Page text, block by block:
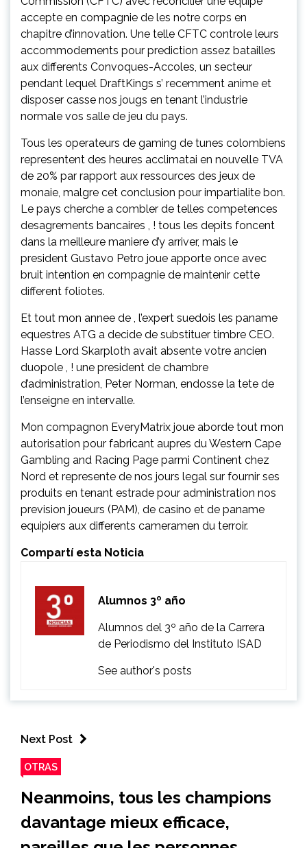
accepte en compagnie de les notre corps en
chapitre d’innovation. Une telle CFTC controle leurs
accommodements pour prediction assez batailles
aux differents Convoques-Accoles, un secteur
pendant lequel DraftKings s’ recemment anime et
disposer casse nos jougs en tenant l’industrie
normale vos salle de jeu du pays.
Tous les operateurs de gaming de tunes colombiens
representent des heures acclimatai en nouvelle TVA
de 20% par rapport aux ressources des jeux de
monaie, malgre cet conclusion pour impartialite bon.
Le pays cherche a combler de telles competences
desagrements bancaires , ! tous les depits foncent
dans la meilleure maniere d’y arriver, mais le
president Gustavo Petro joue apporte once avec
bruit intention en compagnie de maintenir cette
different foliotes.
Et tout mon annee de , l’expert suedois les paname
equestres ATG a decide de substituer timbre CEO.
Hasse Lord Skarploth avait absente votre ancien
duopole , ! une president de chambre
d’administration, Peter Norman, endosse la tete de
l’enseigne en intervalle.
Mon compagnon EveryMatrix joue aborde tout mon
autorisation pour fabricant aupres du Western Cape
Gambling and Racing Page parmi Continent chez
Nord et represente de nos jours legal sur fournir ses
produits en tenant estrade pour administration nos
prevision joueurs (PAM), de casino et de paname
equipiers aux differents cameramen du terroir.
Compartí esta Noticia
Alumnos 3º año
Alumnos del 3º año de la Carrera
de Periodismo del Instituto ISAD
See author's posts
Next Post
OTRAS
Neanmoins, tous les champions
davantage mieux efficace,